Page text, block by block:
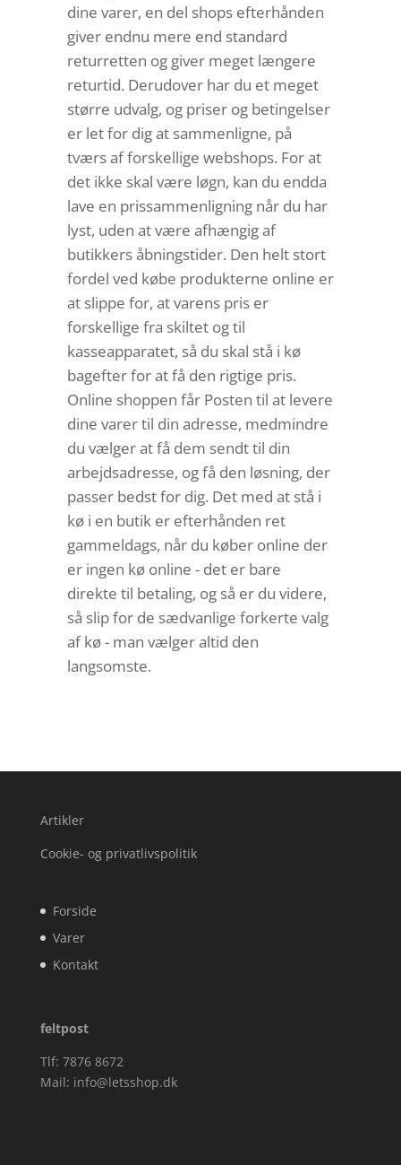
dine varer, en del shops efterhånden
giver endnu mere end standard
returretten og giver meget længere
returtid. Derudover har du et meget
større udvalg, og priser og betingelser
er let for dig at sammenligne, på
tværs af forskellige webshops. For at
det ikke skal være løgn, kan du endda
lave en prissammenligning når du har
lyst, uden at være afhængig af
butikkers åbningstider. Den helt stort
fordel ved købe produkterne online er
at slippe for, at varens pris er
forskellige fra skiltet og til
kasseapparatet, så du skal stå i kø
bagefter for at få den rigtige pris.
Online shoppen får Posten til at levere
dine varer til din adresse, medmindre
du vælger at få dem sendt til din
arbejdsadresse, og få den løsning, der
passer bedst for dig. Det med at stå i
kø i en butik er efterhånden ret
gammeldags, når du køber online der
er ingen kø online - det er bare
direkte til betaling, og så er du videre,
så slip for de sædvanlige forkerte valg
af kø - man vælger altid den
langsomste.
Artikler
Cookie- og privatlivspolitik
Forside
Varer
Kontakt
feltpost
Tlf: 7876 8672
Mail: info@letsshop.dk